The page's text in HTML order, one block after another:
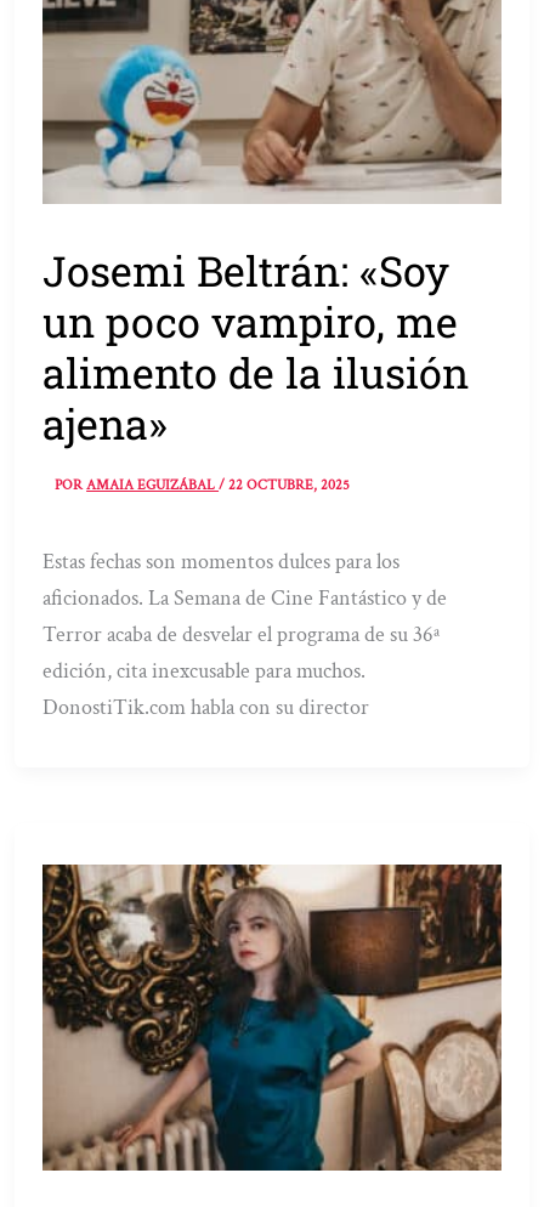
Josemi Beltrán: «Soy
un poco vampiro, me
alimento de la ilusión
ajena»
PORAMAIA EGUIZÁBAL/22 OCTUBRE, 2025
Estas fechas son momentos dulces para los
aficionados. La Semana de Cine Fantástico y de
Terror acaba de desvelar el programa de su 36ª
edición, cita inexcusable para muchos.
DonostiTik.com habla con su director